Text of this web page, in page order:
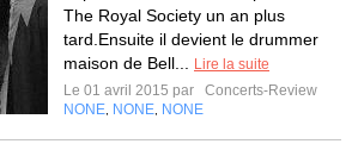
The Royal Society un an plus
tard.Ensuite il devient le drummer
maison de Bell...
Lire la suite
Le 01 avril 2015 par
Concerts-Review
NONE NONE NONE